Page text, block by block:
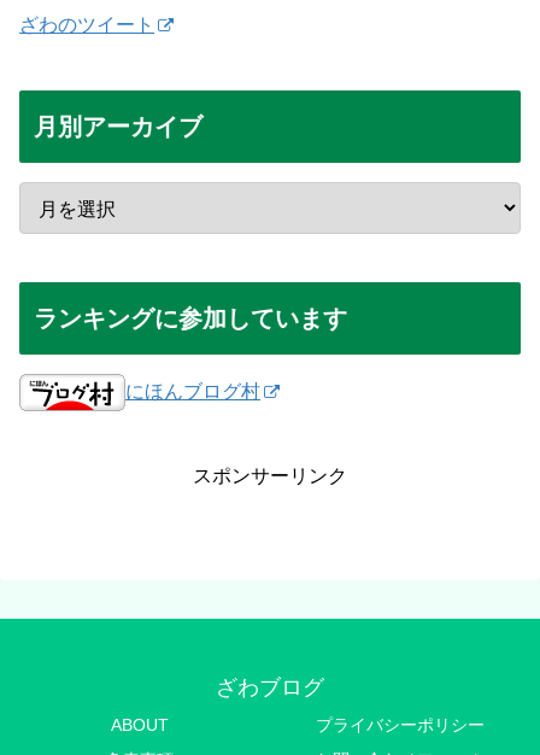
ざわのツイート
月別アーカイブ
ランキングに参加しています
にほんブログ村
スポンサーリンク
ざわブログ
ABOUT
プライバシーポリシー